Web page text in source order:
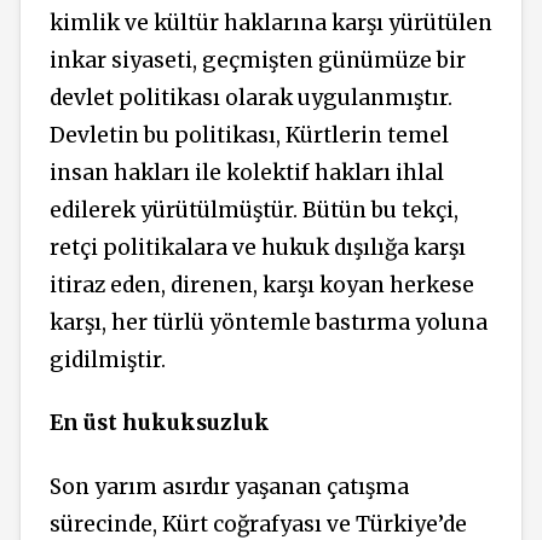
kimlik ve kültür haklarına karşı yürütülen
inkar siyaseti, geçmişten günümüze bir
devlet politikası olarak uygulanmıştır.
Devletin bu politikası, Kürtlerin temel
insan hakları ile kolektif hakları ihlal
edilerek yürütülmüştür. Bütün bu tekçi,
retçi politikalara ve hukuk dışılığa karşı
itiraz eden, direnen, karşı koyan herkese
karşı, her türlü yöntemle bastırma yoluna
gidilmiştir.
En üst hukuksuzluk
Son yarım asırdır yaşanan çatışma
sürecinde, Kürt coğrafyası ve Türkiye’de